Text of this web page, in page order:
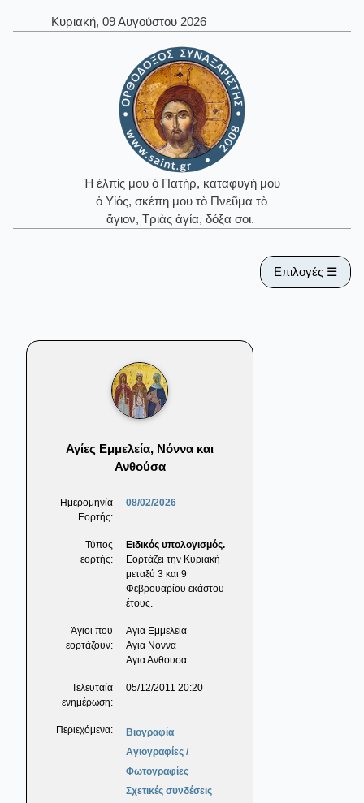
Κυριακή, 09 Αυγούστου 2026
Ἡ ἐλπίς μου ὁ Πατήρ, καταφυγή μου
ὁ Υἱός, σκέπη μου τὸ Πνεῦμα τὸ
ἅγιον, Τριὰς ἁγία, δόξα σοι.
Επιλογές ☰
Αγίες Εμμελεία, Νόννα και
Ανθούσα
Ημερομηνία
Εορτής:
08/02/2026
Τύπος
εορτής:
Ειδικός υπολογισμός.
Εορτάζει την Κυριακή
μεταξύ 3 και 9
Φεβρουαρίου εκάστου
έτους.
Άγιοι που
εορτάζουν:
Αγια Εμμελεια
Αγια Νοννα
Αγια Ανθουσα
Τελευταία
ενημέρωση:
05/12/2011 20:20
Περιεχόμενα:
Βιογραφία
Αγιογραφίες /
Φωτογραφίες
Σχετικές συνδέσεις